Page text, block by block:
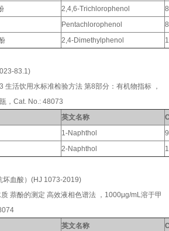
2,4,6-Trichlorophenol
Pentachlorophenol
2,4-Dimethylphenol
83.1)
活饮用水标准检验方法 第8部分：有机物指标 ，
，Cat. No.: 48073
英文名称
1-Naphthol
2-Naphthol
坏血酸）(HJ 1073-2019)
萘酚的测定 高效液相色谱法 ，1000μg/mL溶于甲
英文名称